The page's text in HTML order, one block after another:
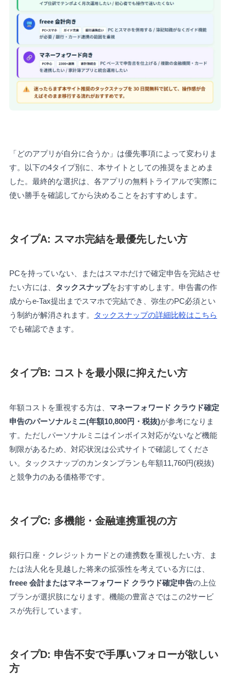
「どのアプリが自分に合うか」は優先事項によって変わりま
す。以下の4タイプ別に、本サイトとしての推奨をまとめま
した。最終的な選択は、各アプリの無料トライアルで実際に
使い勝手を確認してから決めることをおすすめします。
タイプA: スマホ完結を最優先したい方
PCを持っていない、またはスマホだけで確定申告を完結させ
たい方には、 タックスナップをおすすめします。申告書の作
成からe-Tax提出までスマホで完結でき、弥生のPC必須とい
う制約が解消されます。
タックスナップの詳細比較はこちら
でも確認できます。
タイプB: コストを最小限に抑えたい方
年額コストを重視する方は、 マネーフォワード クラウド確定
申告のパーソナルミニ(年額10,800円・税抜)が参考になりま
す。ただしパーソナルミニはインボイス対応がないなど機能
制限があるため、対応状況は公式サイトで確認してくださ
い。タックスナップのカンタンプランも年額11,760円(税抜)
と競争力のある価格帯です。
タイプC: 多機能・金融連携重視の方
銀行口座・クレジットカードとの連携数を重視したい方、ま
たは法人化を見越した将来の拡張性を考えている方には、
freee 会計またはマネーフォワード クラウド確定申告の上位
プランが選択肢になります。機能の豊富さではこの2サービ
スが先行しています。
タイプD: 申告不安で手厚いフォローが欲しい
方